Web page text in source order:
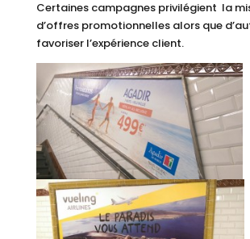
Certaines campagnes privilégient la
d’offres promotionnelles alors que
favoriser l’expérience client.